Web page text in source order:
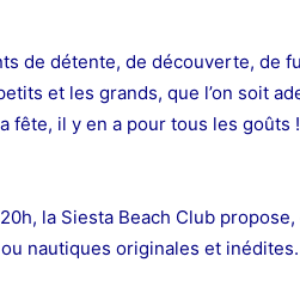
de détente, de découverte, de
et les grands, que l’on soit
fête, il y en a pour tous les goûts !
la Siesta Beach Club propose,
nautiques originales et inédites.